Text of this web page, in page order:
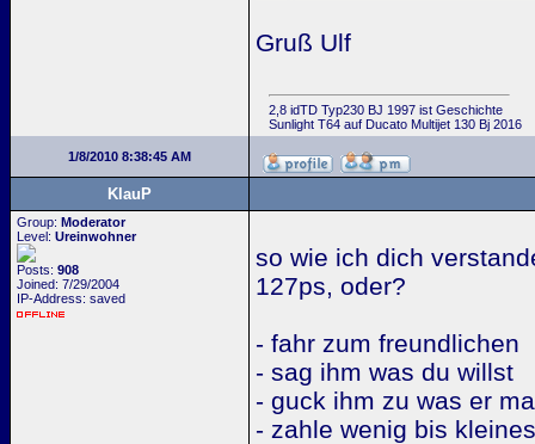
Gruß Ulf
2,8 idTD Typ230 BJ 1997 ist Geschichte
Sunlight T64 auf Ducato Multijet 130 Bj 2016
1/8/2010 8:38:45 AM
KlauP
Group: Moderator
Level: Ureinwohner
Posts: 908
Joined: 7/29/2004
IP-Address: saved
so wie ich dich
127ps, oder?
- fahr zum freundlichen
- sag ihm was du willst
- guck ihm zu was er
- zahle wenig bis